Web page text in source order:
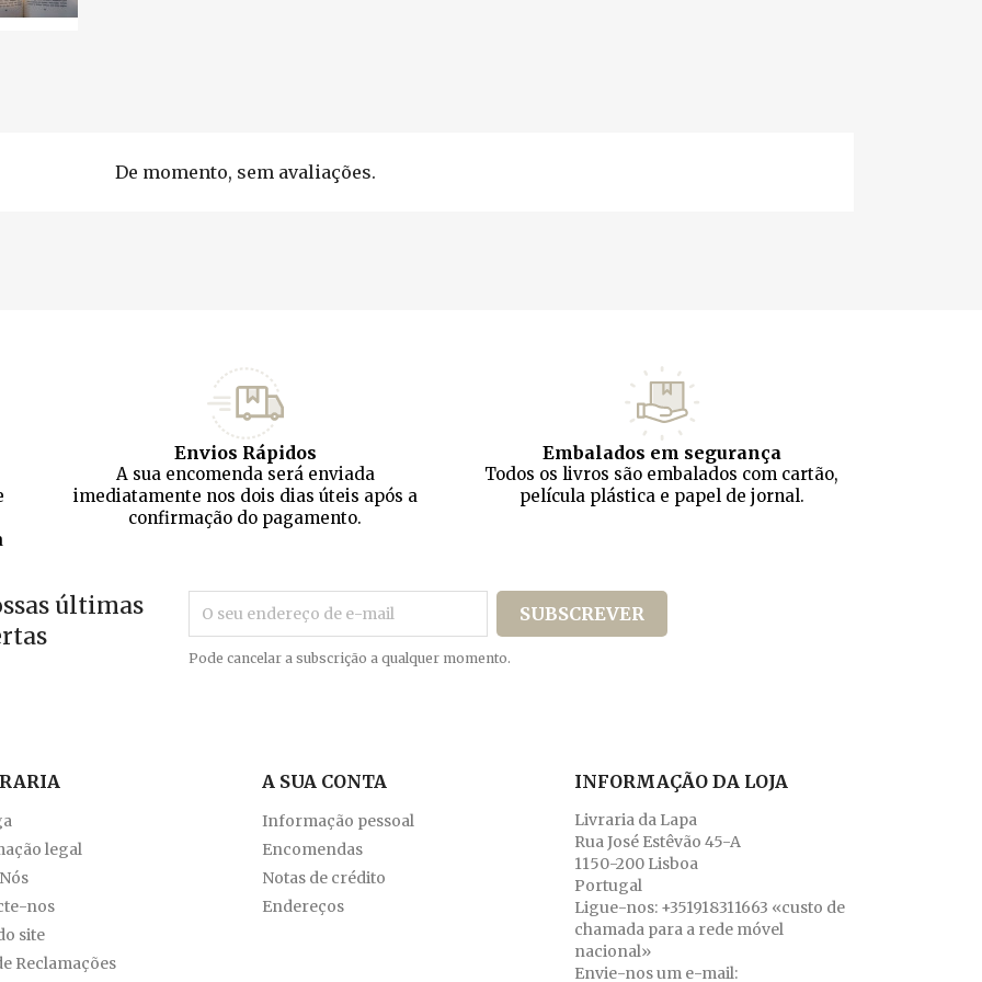
De momento, sem avaliações.
Envios Rápidos
A sua encomenda será enviada
imediatamente nos dois dias úteis após a
confirmação do pagamento.
Embalados em segurança
Todos os livros são embalados com cartão,
película plástica e papel de jornal.
últimas
Pode cancelar a subscrição a qualquer momento.
legal
nos
site
Reclamações
A SUA CONTA
Informação pessoal
Encomendas
Notas de crédito
Endereços
INFORMAÇÃO DA LOJA
Livraria da Lapa
Rua José Estêvão 45-A
1150-200 Lisboa
Portugal
Ligue-nos: +351918311663 «custo de
chamada para a rede móvel
nacional»
Envie-nos um e-mail: